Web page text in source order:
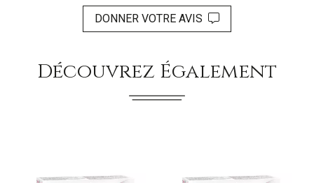
DONNER VOTRE AVIS
Découvrez Également